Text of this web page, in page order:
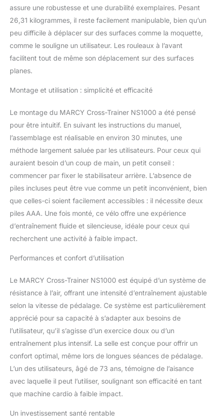
indique la durée, la
vitesse (Km/h), la
distance (Km), les
calories consommées
longueur 114 cm x
l'utilisateur: 150cm-
utilisateur : 110 kg.
assure une robustesse et une durabilité exemplaires. Pesant
26,31 kilogrammes, il reste facilement manipulable, bien qu’un
peu difficile à déplacer sur des surfaces comme la moquette,
comme le souligne un utilisateur. Les rouleaux à l’avant
facilitent tout de même son déplacement sur des surfaces
planes.
Montage et utilisation : simplicité et efficacité
Le montage du MARCY Cross-Trainer NS1000 a été pensé
pour être intuitif. En suivant les instructions du manuel,
l’assemblage est réalisable en environ 30 minutes, une
méthode largement saluée par les utilisateurs. Pour ceux qui
auraient besoin d’un coup de main, un petit conseil :
commencer par fixer le stabilisateur arrière. L’absence de
piles incluses peut être vue comme un petit inconvénient, bien
que celles-ci soient facilement accessibles : il nécessite deux
piles AAA. Une fois monté, ce vélo offre une expérience
d’entraînement fluide et silencieuse, idéale pour ceux qui
recherchent une activité à faible impact.
Performances et confort d’utilisation
Le MARCY Cross-Trainer NS1000 est équipé d’un système de
résistance à l’air, offrant une intensité d’entraînement ajustable
selon la vitesse de pédalage. Ce système est particulièrement
apprécié pour sa capacité à s’adapter aux besoins de
l’utilisateur, qu’il s’agisse d’un exercice doux ou d’un
entraînement plus intensif. La selle est conçue pour offrir un
confort optimal, même lors de longues séances de pédalage.
L’un des utilisateurs, âgé de 73 ans, témoigne de l’aisance
avec laquelle il peut l’utiliser, soulignant son efficacité en tant
que machine cardio à faible impact.
Un investissement santé rentable